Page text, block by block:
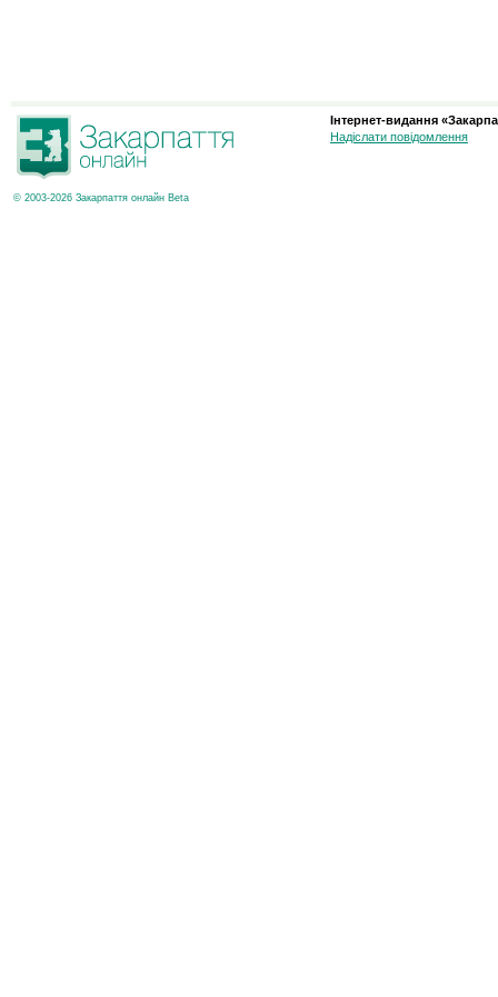
© 2003-2026 Закарпаття онлайн Beta
Інтернет-видання
Надіслати повідомлення